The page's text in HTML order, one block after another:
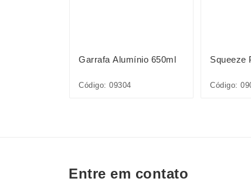
Garrafa Alumínio 650ml
Código: 09304
Squeeze
Código:
Entre em contato